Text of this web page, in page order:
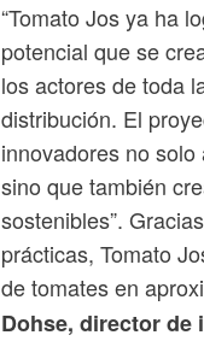
“Tomato Jos ya ha
potencial que se
los actores de toda
distribución. El
innovadores no
sino que también
sostenibles”.
prácticas, Tomato
de tomates en
Dohse, director de